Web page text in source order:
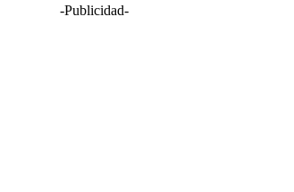
-Publicidad-